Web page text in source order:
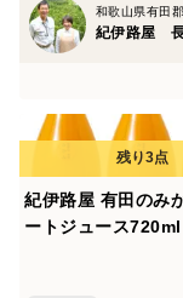
ナリルチン
和歌山県工業技
和歌山県有田
紀伊路屋
紀伊路屋 有田のみ
ートジュース